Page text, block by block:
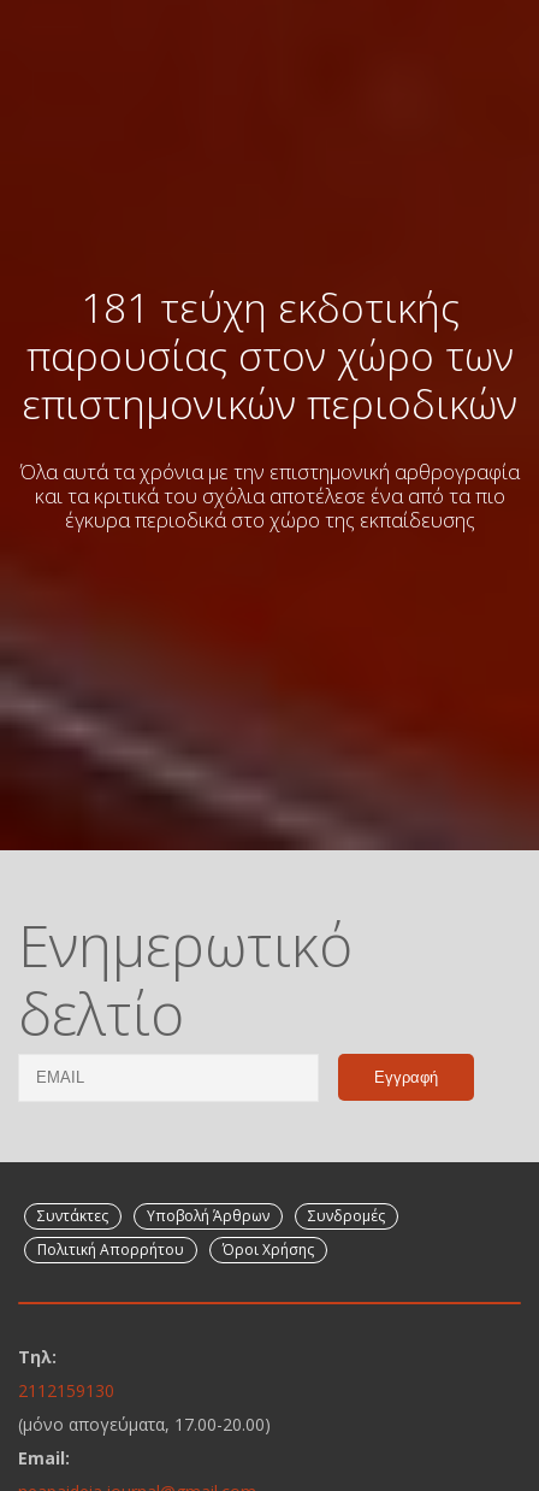
181 τεύχη εκδοτικής
παρουσίας στον χώρο των
επιστημονικών περιοδικών
Όλα αυτά τα χρόνια με την επιστημονική αρθρογραφία
και τα κριτικά του σχόλιααποτέλεσε ένα από τα πιο
έγκυρα περιοδικά στο χώρο της εκπαίδευσης
Ενημερωτικό
δελτίο
Email
Συντάκτες Υποβολή Άρθρων
Συνδρομές
Πολιτική Απορρήτου
Όροι Χρήσης
Τηλ:
2112159130
(μόνο απογεύματα, 17.00-20.00)
Email: